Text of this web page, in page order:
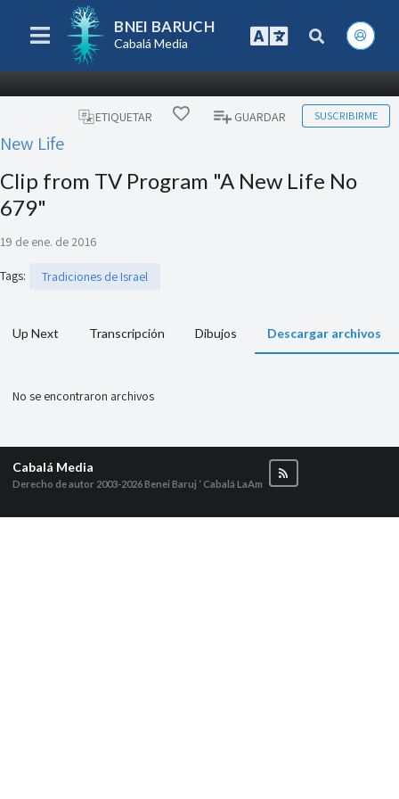
BNEI BARUCH
Cabalá Media
ETIQUETAR GUARDAR SUSCRIBIRME
New Life
Clip from TV Program "A New Life No
679"
19 de ene. de 2016
Tags: Tradiciones de Israel
Up Next Transcripción Dibujos Descargar archivos
No se encontraron archivos
Cabalá Media
Derecho de autor 2003-2026Benei Baruj ‘ Cabalá LaAm